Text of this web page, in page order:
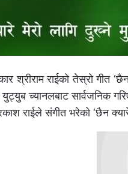
श्रीराम राईको तेस्रो गीत
च्यानलबाट सार्वजनिक
राईले संगीत भरेको ‘छैन क्यारे